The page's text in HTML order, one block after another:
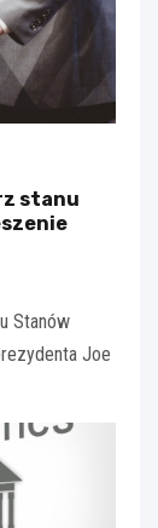
stanu
Stanów
Joe